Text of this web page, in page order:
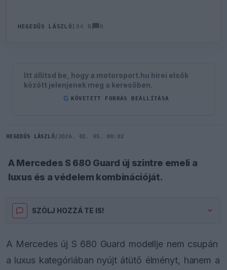
HEGEDŰS LÁSZLÓ184 N 0
Itt állítsd be, hogy a motorsport.hu hírei elsők
között jelenjenek meg a keresőben.
G KÖVETETT FORRÁS BEÁLLÍTÁSA
HEGEDŰS LÁSZLÓ/ 2026. 02. 05. 08:02
A Mercedes S 680 Guard új szintre emeli a
luxus és a védelem kombinációját.
SZÓLJ HOZZÁ TE IS!
A Mercedes új S 680 Guard modellje nem csupán
a luxus kategóriában nyújt átütő élményt, hanem a